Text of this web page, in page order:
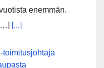
enemmän.
[...]
toimitusjohtaja